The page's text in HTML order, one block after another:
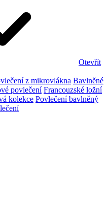
Otevřít
z mikrovlákna Bavlněné
povlečení Francouzské ložní
kolekce Povlečení bavlněný